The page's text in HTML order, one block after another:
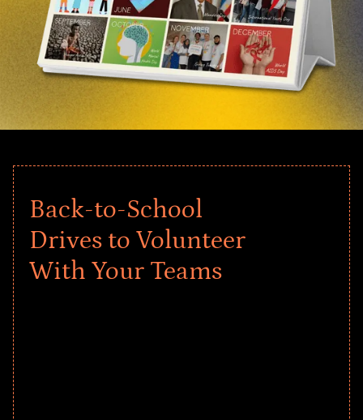
Back-to-School
Drives to Volunteer
With Your Teams